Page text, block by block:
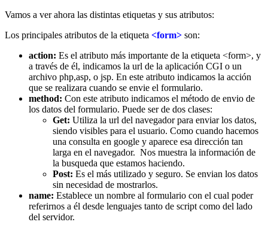
Vamos a ver ahora las distintas etiquetas y sus atributos:
Los principales atributos de la etiqueta <form> son:
action: Es el atributo más importante de la etiqueta <form>, y
a través de él, indicamos la url de la aplicación CGI o un
archivo php,asp, o jsp. En este atributo indicamos la acción
que se realizara cuando se envie el formulario.
method: Con este atributo indicamos el método de envio de
los datos del formulario. Puede ser de dos clases:
Get: Utiliza la url del navegador para enviar los datos,
siendo visibles para el usuario. Como cuando hacemos
una consulta en google y aparece esa dirección tan
larga en el navegador. Nos muestra la información de
la busqueda que estamos haciendo.
Post: Es el más utilizado y seguro. Se envian los datos
sin necesidad de mostrarlos.
name: Establece un nombre al formulario con el cual poder
referirnos a él desde lenguajes tanto de script como del lado
del servidor.